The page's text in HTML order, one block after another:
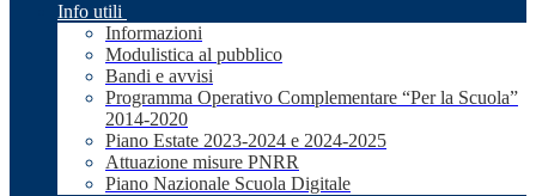
Info utili
Informazioni
Modulistica al pubblico
Bandi e avvisi
Programma Operativo Complementare “Per la Scuola”
2014-2020
Piano Estate 2023-2024 e 2024-2025
Attuazione misure PNRR
Piano Nazionale Scuola Digitale